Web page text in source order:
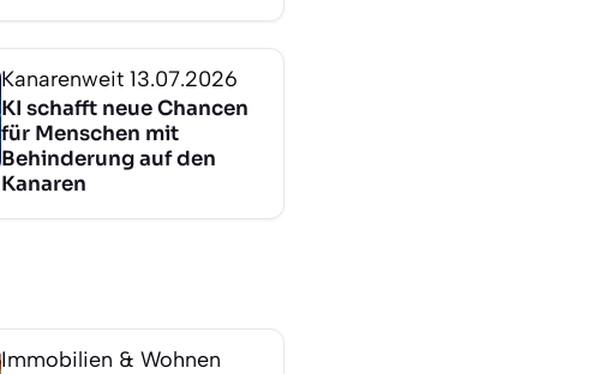
Kanarenweit 13.07.2026
KI schafft neue Chancen
für Menschen mit
Behinderung auf den
Kanaren
Immobilien & Wohnen